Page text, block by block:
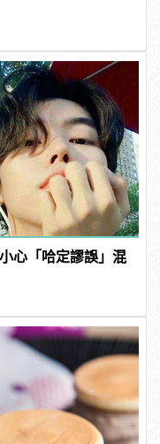
心「哈定謬誤」混